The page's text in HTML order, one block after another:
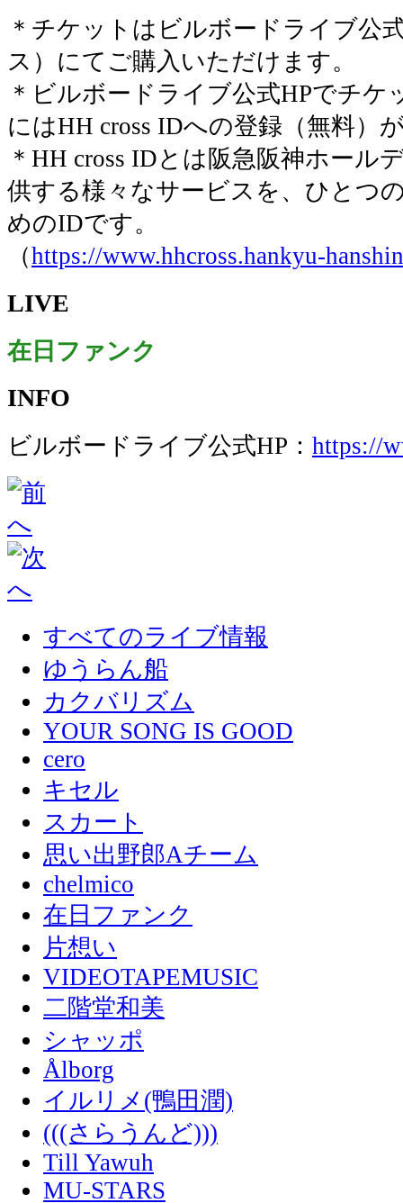
＊チケットはビルボードライブ公
ス）にてご購入いただけます。
＊ビルボードライブ公式HPでチ
にはHH cross IDへの登録（無料）
＊HH cross IDとは阪急阪神ホール
供する様々なサービスを、ひとつ
めのIDです。
（https://www.hhcross.hankyu-
LIVE
在日ファンク
INFO
ビルボードライブ公式HP： https://
すべてのライブ情報
ゆうらん船
カクバリズム
YOUR SONG IS GOOD
cero
キセル
スカート
思い出野郎Aチーム
chelmico
在日ファンク
片想い
VIDEOTAPEMUSIC
二階堂和美
シャッポ
Ålborg
イルリメ(鴨田潤)
(((さらうんど)))
Till Yawuh
MU-STARS